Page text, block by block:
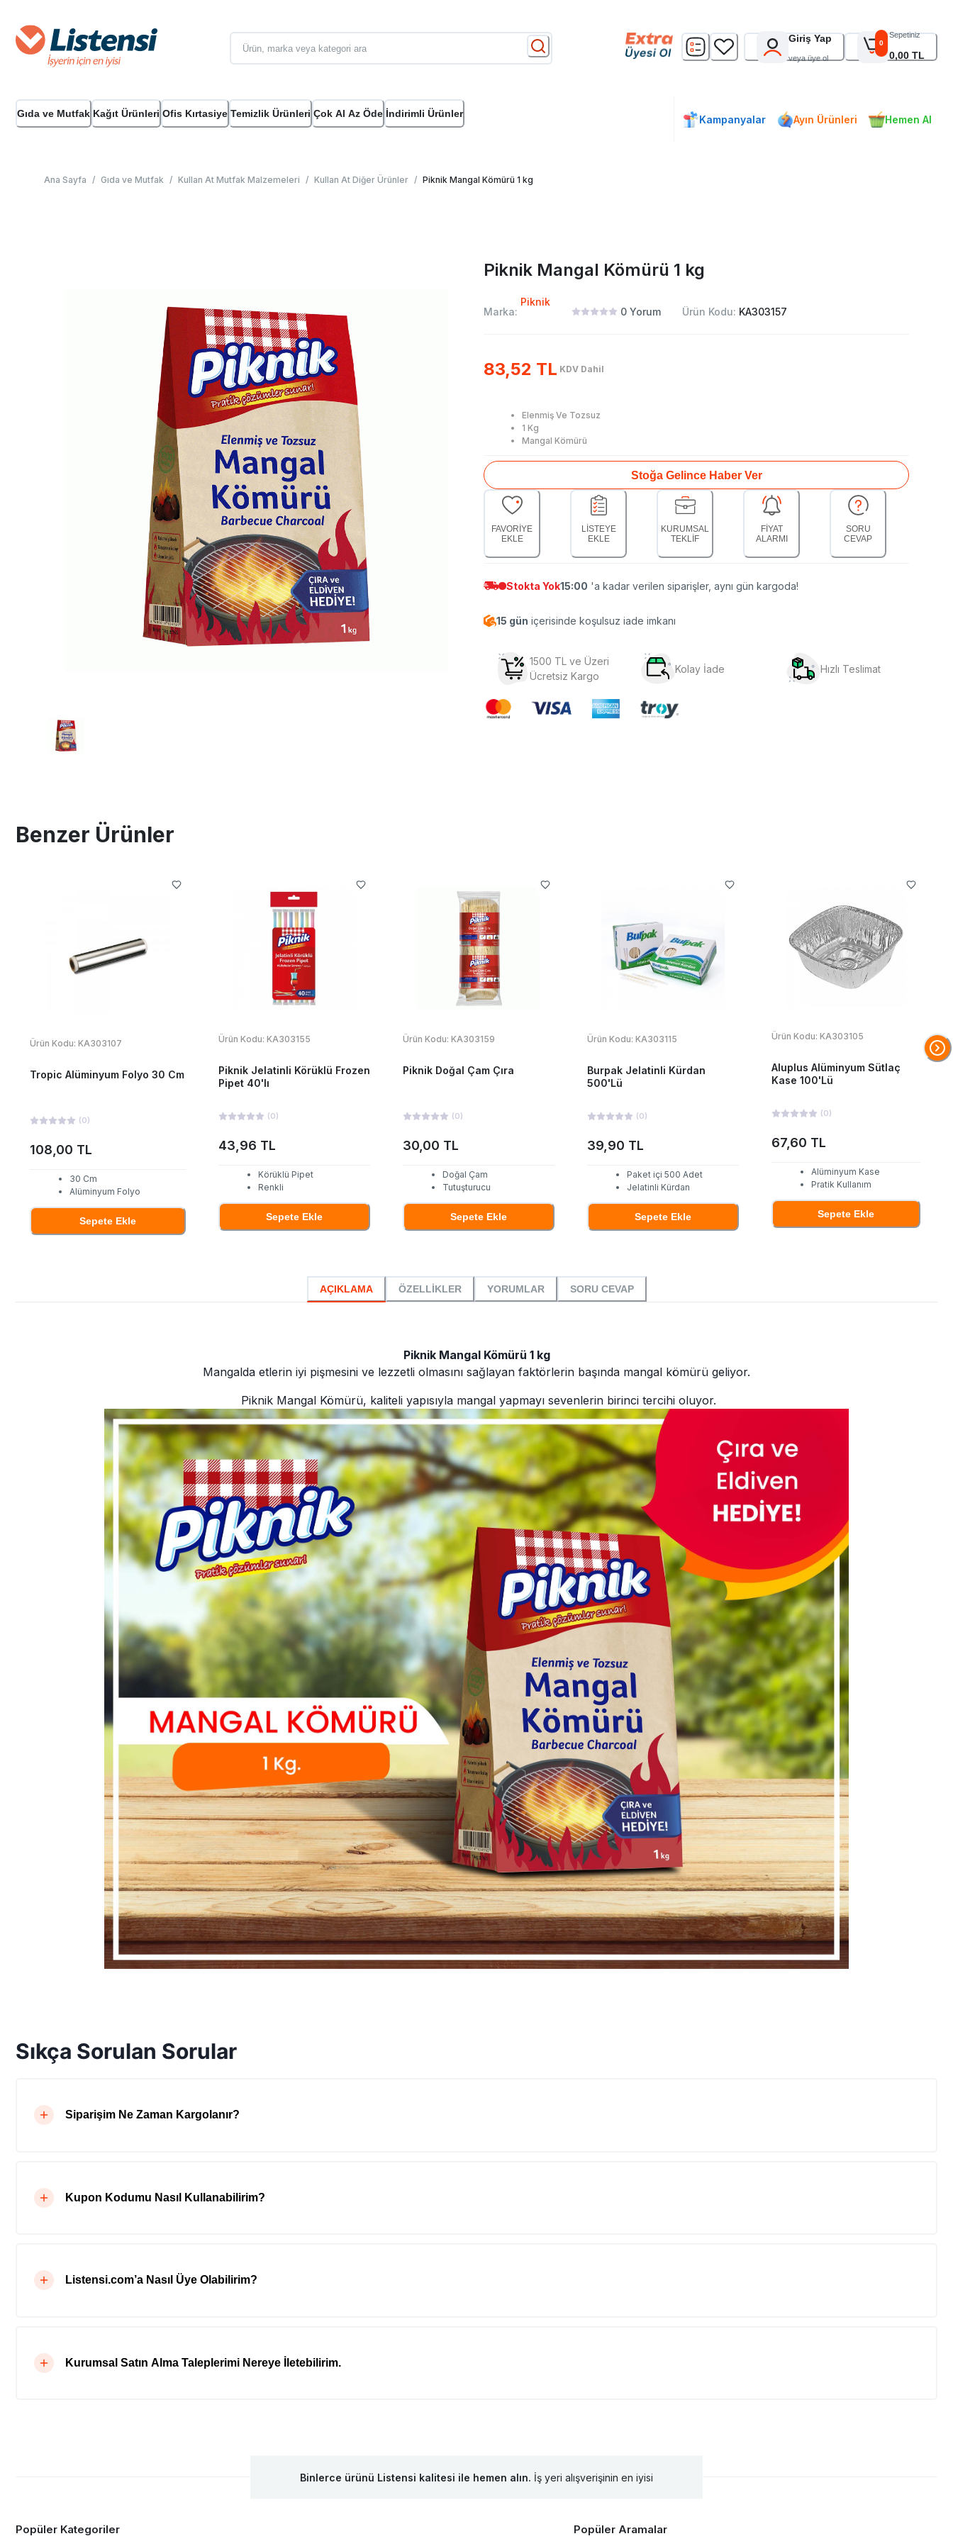
Giriş Yap
veya üye ol
0
Sepetiniz
0,00 TL
Gıda ve Mutfak Kağıt Ürünleri Ofis Kırtasiye Temizlik Ürünleri Çok Al Az Öde İndirimli Ürünler Kampanyalar Ayın Ürünleri Hemen Al
Ana Sayfa / Gıda ve Mutfak / Kullan At Mutfak Malzemeleri / Kullan At Diğer Ürünler / Piknik Mangal Kömürü 1 kg
Piknik Mangal Kömürü 1 kg
Marka:
Piknik
0 Yorum Ürün Kodu: KA303157
83,52 TL KDV Dahil
Elenmiş Ve Tozsuz
1 Kg
Mangal Kömürü
Stoğa Gelince Haber Ver
FAVORİYE
EKLE
LİSTEYE
EKLE
KURUMSAL
TEKLİF
FİYAT
ALARMI
SORU
CEVAP
Stokta Yok15:00 'a kadar verilen siparişler, aynı gün kargoda!
15 gün içerisinde koşulsuz iade imkanı
1500 TL ve Üzeri
Ücretsiz Kargo
Kolay İade Hızlı Teslimat
Benzer Ürünler
Ürün Kodu: KA303107
Tropic Alüminyum Folyo 30 Cm
(0)
108,00 TL
30 Cm
Alüminyum Folyo
Sepete Ekle
Ürün Kodu: KA303155
Piknik Jelatinli Körüklü Frozen
Pipet 40'lı
(0)
43,96 TL
Körüklü Pipet
Renkli
Sepete Ekle
Ürün Kodu: KA303159
Piknik Doğal Çam Çıra
(0)
30,00 TL
Doğal Çam
Tutuşturucu
Sepete Ekle
Ürün Kodu: KA303115
Burpak Jelatinli Kürdan
500'Lü
(0)
39,90 TL
Paket içi 500 Adet
Jelatinli Kürdan
Sepete Ekle
Ürün Kodu: KA303105
Aluplus Alüminyum Sütlaç
Kase 100'Lü
(0)
67,60 TL
Alüminyum Kase
Pratik Kullanım
Sepete Ekle
AÇIKLAMA ÖZELLİKLER YORUMLAR SORU CEVAP
Piknik Mangal Kömürü 1 kg
Mangalda etlerin iyi pişmesini ve lezzetli olmasını sağlayan faktörlerin başında mangal kömürü geliyor.
Piknik Mangal Kömürü, kaliteli yapısıyla mangal yapmayı sevenlerin birinci tercihi oluyor.
Sıkça Sorulan Sorular
Siparişim Ne Zaman Kargolanır?
Kupon Kodumu Nasıl Kullanabilirim?
Listensi.com’a Nasıl Üye Olabilirim?
Kurumsal Satın Alma Taleplerimi Nereye İletebilirim.
Binlerce ürünü Listensi kalitesi ile hemen alın. İş yeri alışverişinin en iyisi
Popüler Kategoriler Popüler Aramalar